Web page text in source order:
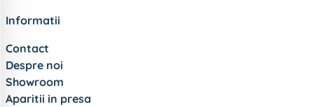
Informatii
Contact
Despre noi
Showroom
Aparitii in presa